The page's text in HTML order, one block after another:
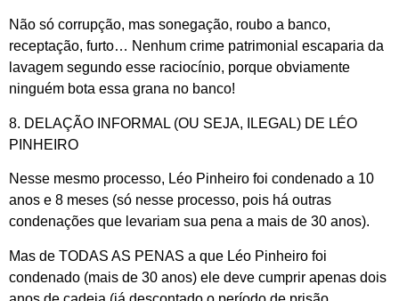
Não só corrupção, mas sonegação, roubo a banco,
receptação, furto… Nenhum crime patrimonial escaparia da
lavagem segundo esse raciocínio, porque obviamente
ninguém bota essa grana no banco!
8. DELAÇÃO INFORMAL (OU SEJA, ILEGAL) DE LÉO
PINHEIRO
Nesse mesmo processo, Léo Pinheiro foi condenado a 10
anos e 8 meses (só nesse processo, pois há outras
condenações que levariam sua pena a mais de 30 anos).
Mas de TODAS AS PENAS a que Léo Pinheiro foi
condenado (mais de 30 anos) ele deve cumprir apenas dois